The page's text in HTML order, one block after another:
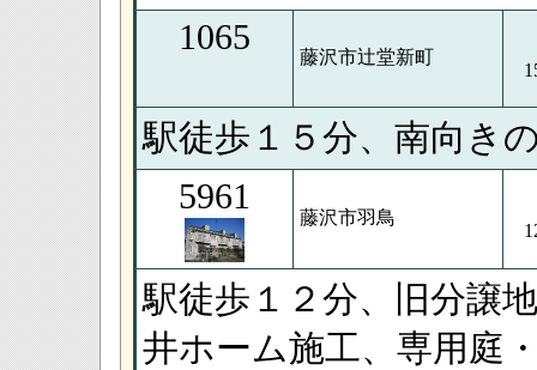
1065
藤沢市辻堂新町
駅徒歩１５分、南向き
5961
藤沢市羽鳥
駅徒歩１２分、旧分譲
井ホーム施工、専用庭